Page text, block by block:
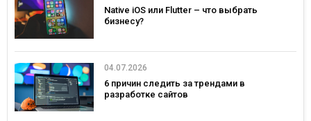
Native iOS или Flutter – что выбрать
бизнесу?
04.07.2026
6 причин следить за трендами в
разработке сайтов